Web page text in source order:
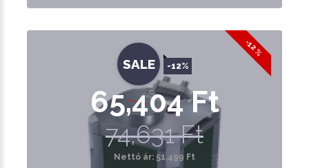
-12 %
SALE -12%
65,404 Ft
74,631 Ft
Nettó ár: 51,499 Ft